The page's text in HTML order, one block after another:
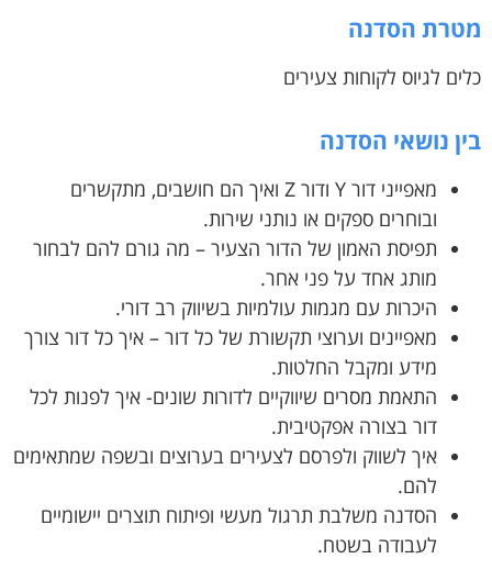
מטרת הסדנה
כלים לגיוס לקוחות צעירים
בין נושאי הסדנה
מאפייני דור Y ודור Z ואיך הם חושבים, מתקשרים
ובוחרים ספקים או נותני שירות.
תפיסת האמון של הדור הצעיר – מה גורם להם לבחור
מותג אחד על פני אחר.
היכרות עם מגמות עולמיות בשיווק רב דורי.
מאפיינים וערוצי תקשורת של כל דור – איך כל דור צורך
מידע ומקבל החלטות.
התאמת מסרים שיווקיים לדורות שונים- איך לפנות לכל
דור בצורה אפקטיבית.
איך לשווק ולפרסם לצעירים בערוצים ובשפה שמתאימים
להם.
הסדנה משלבת תרגול מעשי ופיתוח תוצרים יישומיים
לעבודה בשטח.